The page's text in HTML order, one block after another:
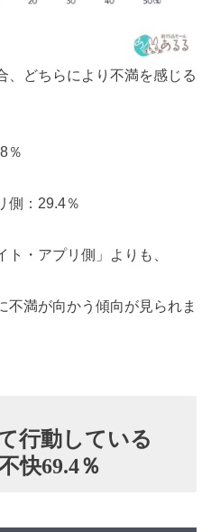
、どちらにより不満を感じる
％
側：29.4％
・アプリ側」よりも、
不満が向かう傾向が見られま
行動している
快69.4％